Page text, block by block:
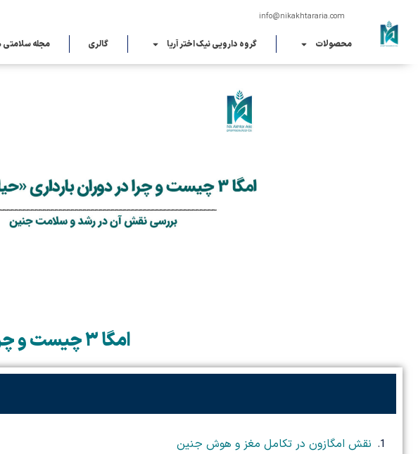
info@nikakhtarar
|
محصولات گروه دارویی نیک اختر آریا گالری مجله سلامتی
امگا ۳ چیست و چرا در دوران بارداری «حیاتی» است؟
نقش امگازون در تکامل مغز و هوش جنین